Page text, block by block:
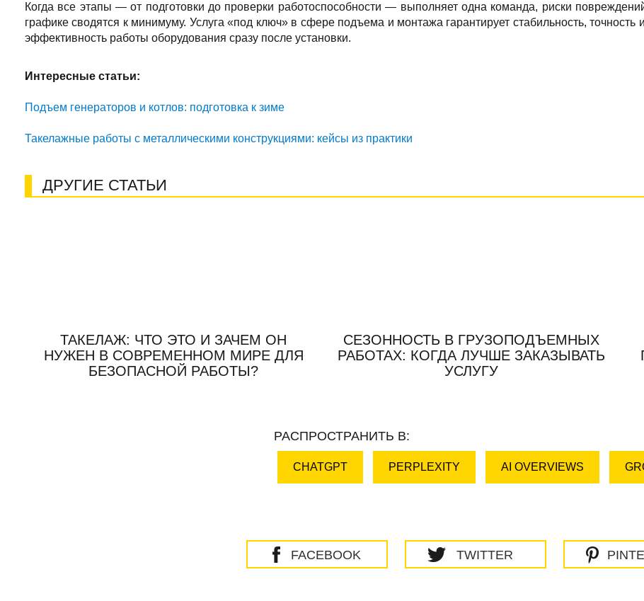
Когда все этапы — от подготовки до проверки работоспособности — выполняет одна команда, риски
графике сводятся к минимуму. Услуга «под ключ» в сфере подъема и монтажа гарантирует стабильность, точность
эффективность работы оборудования сразу после установки.
Интересные статьи:
Подъем генераторов и котлов: подготовка к зиме
Такелажные работы с металлическими конструкциями: кейсы из практики
ДРУГИЕ СТАТЬИ
ТАКЕЛАЖ: ЧТО ЭТО И ЗАЧЕМ ОН
НУЖЕН В СОВРЕМЕННОМ МИРЕ ДЛЯ
БЕЗОПАСНОЙ РАБОТЫ?
СЕЗОННОСТЬ В ГРУЗОПОДЪЕМНЫХ
РАБОТАХ: КОГДА ЛУЧШЕ ЗАКАЗЫВАТЬ
УСЛУГУ
РАСПРОСТРАНИТЬ В:
CHATGPT PERPLEXITY AI OVERVIEWS
FACEBOOK TWITTER